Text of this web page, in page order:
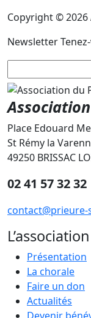
Copyright ©
Newsletter
Place Edouard
St Rémy la
49250 BRISSAC
02 41 57 32 32
Présentation
La chorale
Faire un don
Actualités